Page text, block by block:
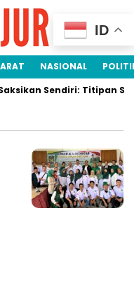
NASIONAL
Sendiri: Titipan
ID